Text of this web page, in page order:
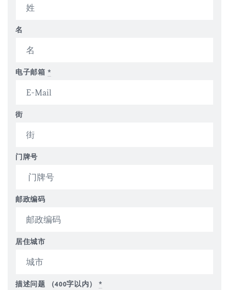
名
电子邮箱 *
街
门牌号
邮政编码
居住城市
描述问题 （400字以内） *